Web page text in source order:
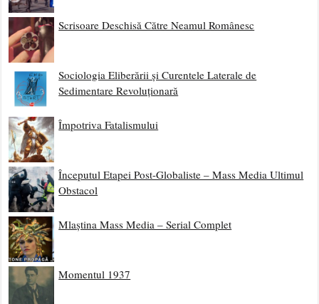
Scrisoare Deschisă Către Neamul Românesc
Sociologia Eliberării și Curentele Laterale de
Sedimentare Revoluționară
Împotriva Fatalismului
Începutul Etapei Post-Globaliste – Mass Media Ultimul
Obstacol
Mlaștina Mass Media – Serial Complet
Momentul 1937